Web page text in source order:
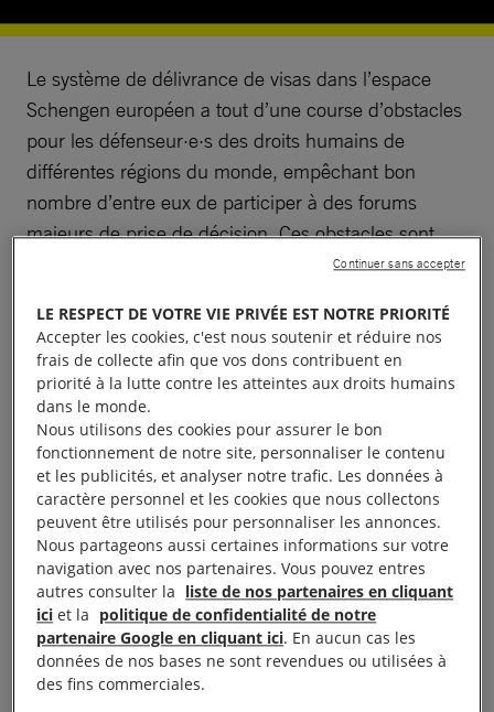
Le système de délivrance de visas dans l’espace
Schengen européen a tout d’une course d’obstacles
pour les défenseur·e·s des droits humains de
différentes régions du monde, empêchant bon
nombre d’entre eux de participer à des forums
majeurs de prise de décision. Ces obstacles sont
contraires aux droits et aux valeurs que les États
International dans un nouveau rapport publié le
30 octobre 2025.
Ce document, intitulé
policies in Europe’s Schengen area fail human rights
defenders, expose les nombreuses difficultés
auxquelles sont confrontés les militant·e·s de
104 pays soumis à des restrictions en matière de
visas, principalement en Afrique, en Asie et au
Moyen-Orient, lorsqu’ils tentent d’obtenir des visas
de court séjour pour se rendre dans l’espace
Schengen afin de mener des actions de plaidoyer,
de créer des réseaux ou de s’accorder un répit face
LE RESPECT DE VOTRE VIE PRIVÉE EST NOTRE PRIORITÉ
Accepter les cookies, c'est nous soutenir et réduire nos
frais de collecte afin que vos dons contribuent en
priorité à la lutte contre les atteintes aux droits humains
dans le monde.
Nous utilisons des cookies pour assurer le bon
fonctionnement de notre site, personnaliser le contenu
et les publicités, et analyser notre trafic. Les données à
caractère personnel et les cookies que nous collectons
peuvent être utilisés pour personnaliser les annonces.
Nous partageons aussi certaines informations sur votre
navigation avec nos partenaires. Vous pouvez entres
autres consulter la liste de nos partenaires en cliquant
ici et la politique de confidentialité de notre
partenaire Google en cliquant ici. En aucun cas les
données de nos bases ne sont revendues ou utilisées à
des fins commerciales.
Continuer sans accepter